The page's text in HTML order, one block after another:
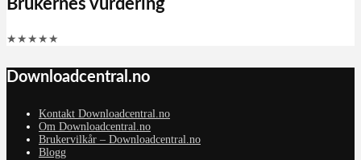
Brukernes vurdering
★ ★ ★ ★ ★
Downloadcentral.no
Kontakt Downloadcentral.no
Om Downloadcentral.no
Brukervilkår – Downloadcentral.no
Blogg